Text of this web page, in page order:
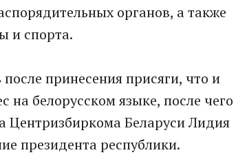
органов, а также
и спорта.
принесения присяги, что и
на белорусском языке, после чего
Центризбиркома Беларуси Лидия
президента республики.